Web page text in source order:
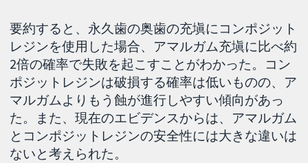
要約すると、永久歯の奥歯の充塡にコンポジット
レジンを使用した場合、アマルガム充塡に比べ約
2倍の確率で失敗を起こすことがわかった。コン
ポジットレジンは破損する確率は低いものの、ア
マルガムよりもう蝕が進行しやすい傾向があっ
た。また、現在のエビデンスからは、アマルガム
とコンポジットレジンの安全性には大きな違いは
ないと考えられた。